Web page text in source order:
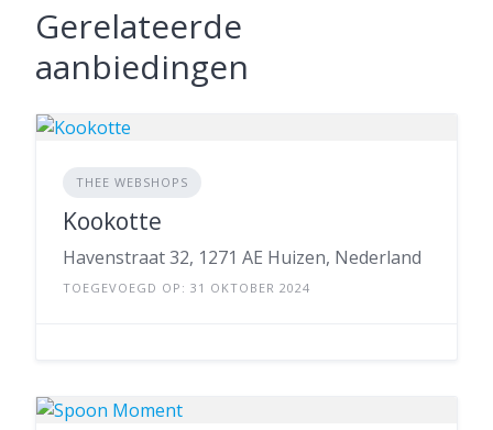
Gerelateerde
aanbiedingen
THEE WEBSHOPS
Kookotte
Havenstraat 32, 1271 AE Huizen, Nederland
TOEGEVOEGD OP: 31 OKTOBER 2024